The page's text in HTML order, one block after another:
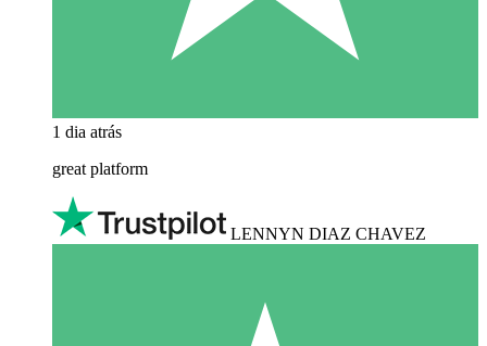
1 dia atrás
great platform
LENNYN DIAZ CHAVEZ